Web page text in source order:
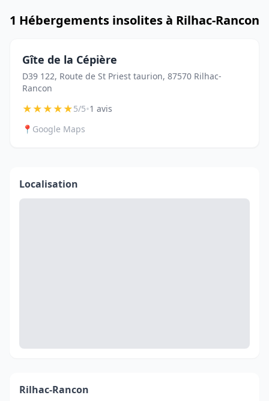
1 Hébergements insolites à Rilhac-Rancon
Gîte de la Cépière
D39 122, Route de St Priest taurion, 87570 Rilhac-
Rancon
★★★★★5/5•1 avis
📍 Google Maps
Localisation
Rilhac-Rancon